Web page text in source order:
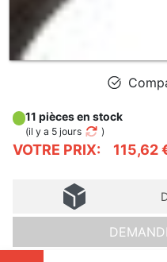
VOTRE PRIX: 115,62
11 pièces en stock
(il y a 5 jours )